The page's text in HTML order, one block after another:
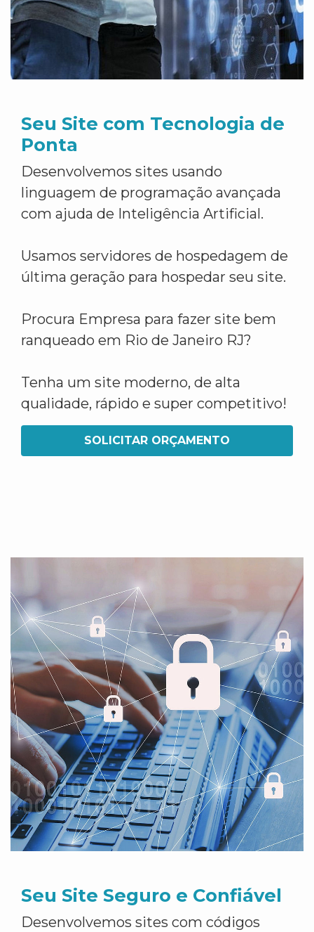
Seu Site com Tecnologia de
Ponta
Desenvolvemos sites usando
linguagem de programação avançada
com ajuda de Inteligência Artificial.
Usamos servidores de hospedagem de
última geração para hospedar seu site.
Procura Empresa para fazer site bem
ranqueado em Rio de Janeiro RJ?
Tenha um site moderno, de alta
qualidade, rápido e super competitivo!
SOLICITAR ORÇAMENTO
Seu Site Seguro e Confiável
Desenvolvemos sites com códigos